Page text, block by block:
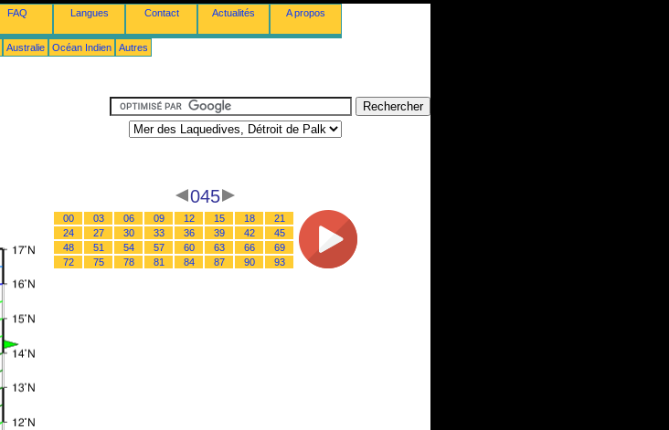
FAQ Langues Contact Actualités A propos
Australie Océan Indien Autres
045
00 03 06 09 12 15 18
21
24
27 30 33 36 39 42
45
48
51 54 57 60 63 66
69
72
75 78 81 84 87 90 93